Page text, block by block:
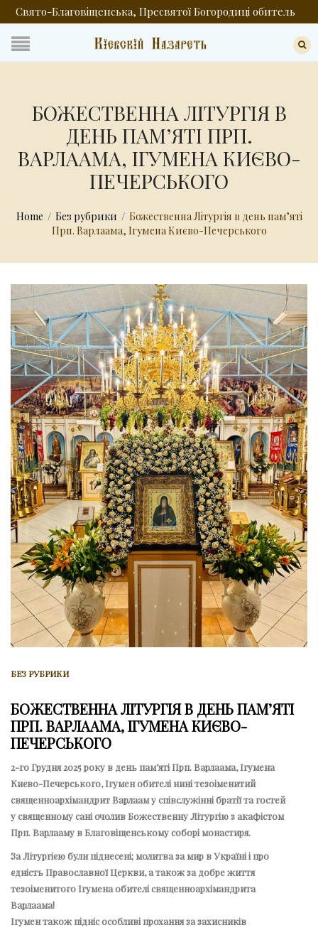
Свято-Благовіщенська, Пресвятої Богородиці обитель
БОЖЕСТВЕННА ЛІТУРГІЯ В
ДЕНЬ ПАМ’ЯТІ ПРП.
ВАРЛААМА, ІГУМЕНА КИЄВО-
ПЕЧЕРСЬКОГО
Home / Без рубрики / Божественна Літургія в день пам’яті
Прп. Варлаама, Ігумена Києво-Печерського
БЕЗ РУБРИКИ
БОЖЕСТВЕННА ЛІТУРГІЯ В ДЕНЬ ПАМ’ЯТІ
ПРП. ВАРЛААМА, ІГУМЕНА КИЄВО-
ПЕЧЕРСЬКОГО
2-го Грудня 2025 року в день пам’яті Прп. Варлаама, Ігумена
Києво-Печерського, Ігумен обителі нині тезоіменитий
священноархімандрит Варлаам у співслужінні братії та гостей
у священному сані очолив Божественну Літургію з акафістом
Прп. Варлааму в Благовіщенському соборі монастиря.
За Літургією були піднесені; молитва за мир в Україні і про
єдність Православної Церкви, а також за добре життя
тезоіменитого Ігумена обителі священноархімандрита
Варлаама!
Ігумен також підніс особливі прохання за захисників